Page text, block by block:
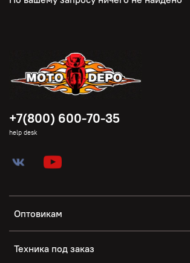
Оптовикам
Техника под заказ
+7(800) 600-70-35
help desk